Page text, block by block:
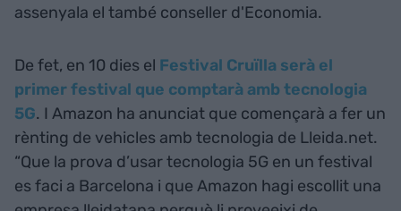
assenyala el també conseller d'Economia.
De fet, en 10 dies el Festival Cruïlla serà el
primer festival que comptarà amb tecnologia
5G. I Amazon ha anunciat que començarà a fer un
rènting de vehicles amb tecnologia de Lleida.net.
“Que la prova d’usar tecnologia 5G en un festival
es faci a Barcelona i que Amazon hagi escollit una